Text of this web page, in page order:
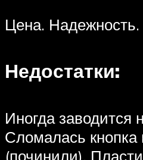
Цена.
Недостатки:
Иногда заводится
Сломалась
(починили).